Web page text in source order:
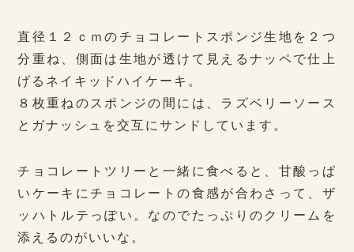
直径１２ｃｍのチョコレートスポンジ生地を２つ
分重ね、側面は生地が透けて見えるナッペで仕上
げるネイキッドハイケーキ。
８枚重ねのスポンジの間には、ラズベリーソース
とガナッシュを交互にサンドしています。
チョコレートツリーと一緒に食べると、甘酸っぱ
いケーキにチョコレートの食感が合わさって、ザ
ッハトルテっぽい。なのでたっぷりのクリームを
添えるのがいいな。